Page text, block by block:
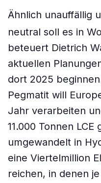
Ähnlich unauffällig
neutral soll es in
beteuert Dietrich
aktuellen
dort 2025
Pegmatit will
Jahr verarbeiten
11.000 Tonnen
umgewandelt in
eine Viertelmillion
reichen, in denen